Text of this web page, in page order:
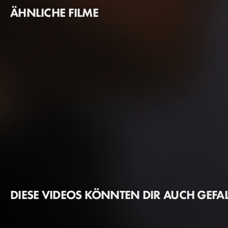
ÄHNLICHE FILME
DIESE VIDEOS KÖNNTEN DIR AUCH